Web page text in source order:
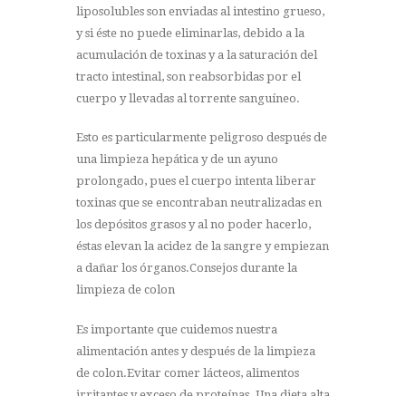
liposolubles son enviadas al intestino grueso,
y si éste no puede eliminarlas, debido a la
acumulación de toxinas y a la saturación del
tracto intestinal, son reabsorbidas por el
cuerpo y llevadas al torrente sanguíneo.
Esto es particularmente peligroso después de
una limpieza hepática y de un ayuno
prolongado, pues el cuerpo intenta liberar
toxinas que se encontraban neutralizadas en
los depósitos grasos y al no poder hacerlo,
éstas elevan la acidez de la sangre y empiezan
a dañar los órganos.Consejos durante la
limpieza de colon
Es importante que cuidemos nuestra
alimentación antes y después de la limpieza
de colon.Evitar comer lácteos, alimentos